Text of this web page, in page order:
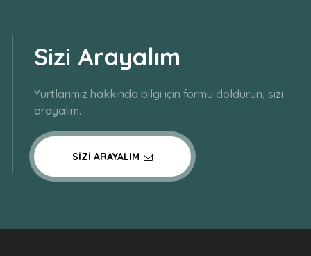
Sizi Arayalım
Yurtlarımız hakkında bilgi için formu doldurun, sizi
arayalım.
SIZI ARAYALIM